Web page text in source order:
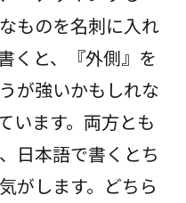
ものを名刺に入れ
くと、『外側』を
が強いかもしれな
います。両方とも
日本語で書くとち
がします。どちら